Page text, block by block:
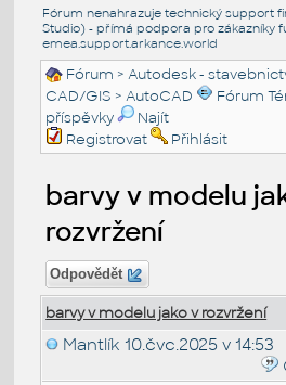
Fórum nenahrazuje technický support
Studio) - přímá podpora pro zákazníky
emea.support.arkance.world
Fórum >Autodesk -
CAD/GIS >AutoCAD Fórum
příspěvky
Najít
Registrovat
Přihlásit
barvy v modelu
rozvržení
Odpovědět
barvy v modelu jako v rozvržení
Mantlík 10.čvc.2025 v 14:53